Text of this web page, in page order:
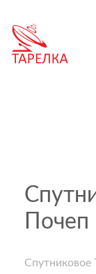
Почеп
Спутниковое